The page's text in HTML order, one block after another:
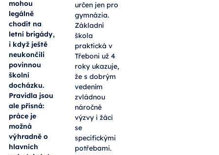
mohou
legálně
chodit na
letní brigády,
i když ještě
neukončili
povinnou
školní
docházku.
Pravidla jsou
ale přísná:
práce je
možná
výhradně o
hlavních
určen jen pro
gymnázia.
Základní
škola
praktická v
Třeboni už 4
roky ukazuje,
že s dobrým
vedením
zvládnou
náročné
výzvy i žáci
se
specifickými
potřebami.